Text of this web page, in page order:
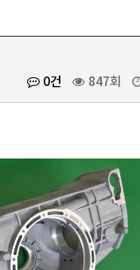
0건 847회